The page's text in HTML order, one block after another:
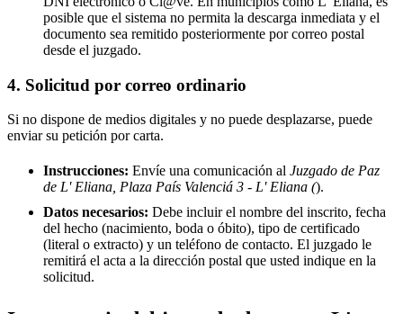
posible que el sistema no permita la descarga inmediata y el
documento sea remitido posteriormente por correo postal
desde el juzgado.
4. Solicitud por correo ordinario
Si no dispone de medios digitales y no puede desplazarse, puede
enviar su petición por carta.
Instrucciones: Envíe una comunicación al Juzgado de Paz
de L' Eliana, Plaza País Valenciá 3 - L' Eliana ().
Datos necesarios: Debe incluir el nombre del inscrito, fecha
del hecho (nacimiento, boda o óbito), tipo de certificado
(literal o extracto) y un teléfono de contacto. El juzgado le
remitirá el acta a la dirección postal que usted indique en la
solicitud.